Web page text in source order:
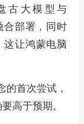
古大模型与
部署，同时
让鸿蒙电脑
首次尝试，
高于预期。